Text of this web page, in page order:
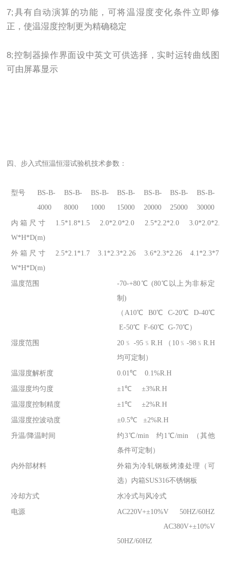
7;具有自动演算的功能，可将温湿度变化条件立即修
正，使温湿度控制更为精确稳定
8;控制器操作界面设中英文可供选择，实时运转曲线图
可由屏幕显示
四、步入式恒温恒湿试验机技术参数：
型号
BS-B-
4000
BS-B-
8000
BS-B-
1000
BS-B-
15000
BS-B-
20000
BS-B-
25000
BS-B-
30000
内箱尺寸
W*H*D(m)
1.5*1.8*1.5 2.0*2.0*2.0 2.5*2.2*2.0 3.0*2.0*2.5
外箱尺寸
W*H*D(m)
2.5*2.1*1.7 3.1*2.3*2.26 3.6*2.3*2.26 4.1*2.3*7.5
温度范围
-70-+80℃ (80℃以上为非标定
制)
（A10℃ B0℃ C-20℃ D-40℃
E-50℃ F-60℃ G-70℃）
湿度范围
20﹪ -95﹪R.H （10﹪-98﹪R.H
均可定制）
温湿度解析度 0.01℃ 0.1%R.H
温湿度均匀度 ±1℃ ±3%R.H
温湿度控制精度 ±1℃ ±2%R.H
温湿度控波动度 ±0.5℃ ±2%R.H
升温/降温时间
约3℃/min 约1℃/min （其他
条件可定制）
内外部材料
外箱为冷轧钢板烤漆处理（可
选）内箱SUS316不锈钢板
冷却方式 水冷式与风冷式
电源
AC220V+±10%V 50HZ/60HZ
AC380V+±10%V
50HZ/60HZ